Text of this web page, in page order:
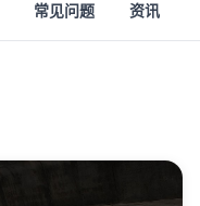
常见问题 资讯